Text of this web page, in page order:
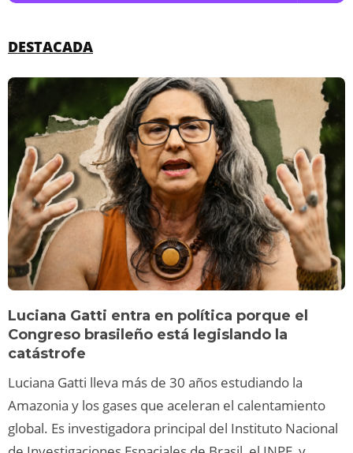
DESTACADA
Luciana Gatti entra en política porque el
Congreso brasileño está legislando la
catástrofe
Luciana Gatti lleva más de 30 años estudiando la
Amazonia y los gases que aceleran el calentamiento
global. Es investigadora principal del Instituto Nacional